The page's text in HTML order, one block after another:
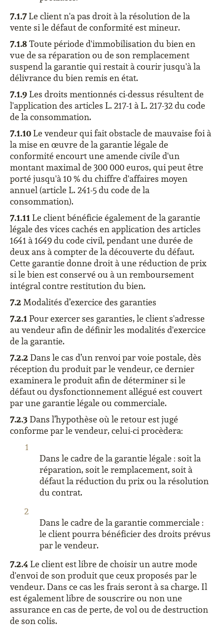
7.1.7Le client n'a pas droit à la résolution de la
vente si le défaut de conformité est mineur.
7.1.8Toute période d'immobilisation du bien en
vue de sa réparation ou de son remplacement
suspend la garantie qui restait à courir jusqu'à la
délivrance du bien remis en état.
7.1.9Les droits mentionnés ci-dessus résultent de
l'application des articles L. 217-1 à L. 217-32 du code
de la consommation.
7.1.10Le vendeur qui fait obstacle de mauvaise foi à
la mise en œuvre de la garantie légale de
conformité encourt une amende civile d'un
montant maximal de 300 000 euros, qui peut être
porté jusqu'à 10 % du chiffre d'affaires moyen
annuel (article L. 241-5 du code de la
consommation).
7.1.11Le client bénéficie également de la garantie
légale des vices cachés en application des articles
1641 à 1649 du code civil, pendant une durée de
deux ans à compter de la découverte du défaut.
Cette garantie donne droit à une réduction de prix
si le bien est conservé ou à un remboursement
intégral contre restitution du bien.
7.2 Modalités d’exercice des garanties
7.2.1Pour exercer ses garanties, le client s'adresse
au vendeur afin de définir les modalités d'exercice
de la garantie.
7.2.2 Dans le cas d’un renvoi par voie postale, dès
réception du produit par le vendeur, ce dernier
examinera le produit afin de déterminer si le
défaut ou dysfonctionnement allégué est couvert
par une garantie légale ou commerciale.
7.2.3 Dans l’hypothèse où le retour est jugé
conforme par le vendeur, celui-ci procèdera:
Dans le cadre de la garantie légale : soit la
réparation, soit le remplacement, soit à
défaut la réduction du prix ou la résolution
du contrat.
Dans le cadre de la garantie commerciale :
le client pourra bénéficier des droits prévus
par le vendeur.
7.2.4Le client est libre de choisir un autre mode
d'envoi de son produit que ceux proposés par le
vendeur. Dans ce cas les frais seront à sa charge. Il
est également libre de souscrire ou non une
assurance en cas de perte, de vol ou de destruction
de son colis.